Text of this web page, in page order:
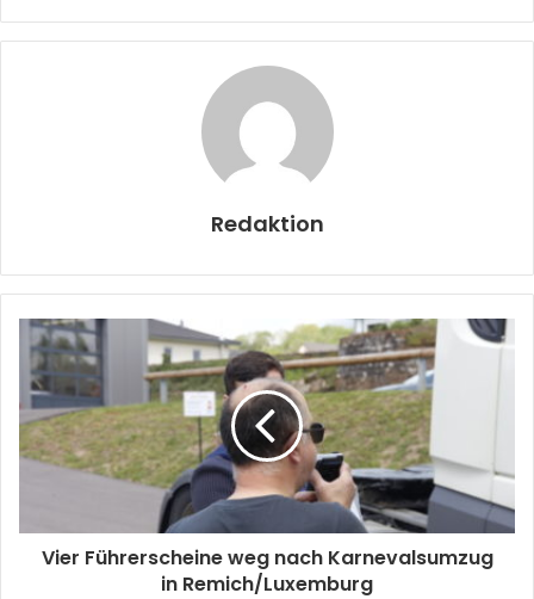
Redaktion
Vier Führerscheine weg nach Karnevalsumzug
in Remich/Luxemburg